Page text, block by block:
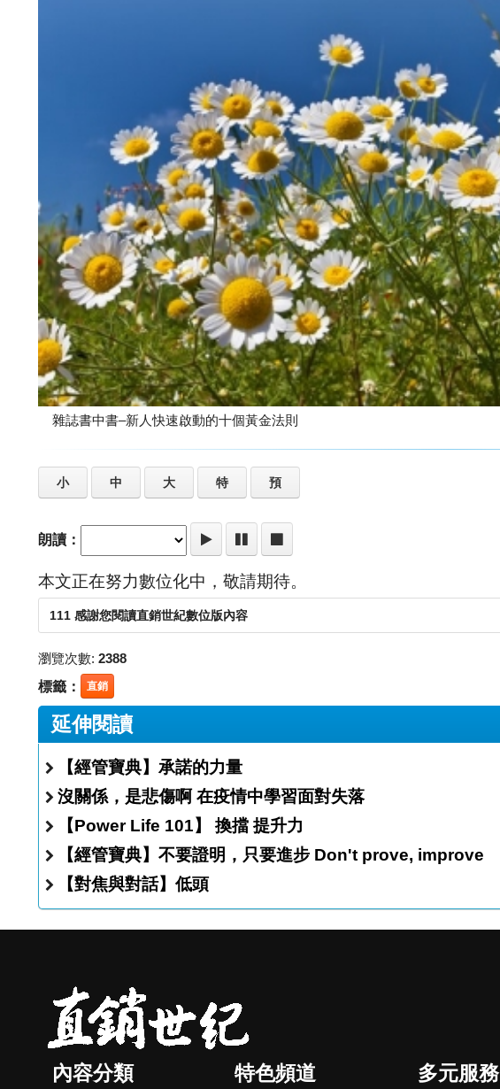
雜誌書中書–新人快速啟動的十個黃金法則
小 中 大 特 預
朗讀：
本文正在努力數位化中，敬請期待。
111 感謝您閱讀直銷世紀數位版內容
瀏覽次數: 2388
標籤： 直銷
延伸閱讀
【經管寶典】承諾的力量
沒關係，是悲傷啊 在疫情中學習面對失落
【Power Life 101】 換擋 提升力
【經管寶典】不要證明，只要進步 Don't prove, improve
【對焦與對話】低頭
內容分類 特色頻道 多元服務